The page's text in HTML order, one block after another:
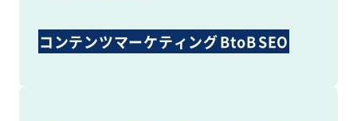
コンテンツマーケティングBtoBSEO